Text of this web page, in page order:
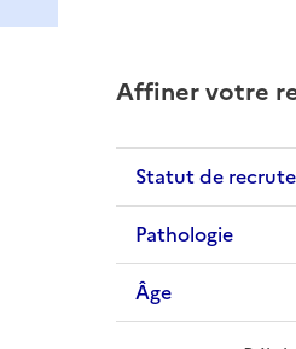
Affiner votre
Statut de
Pathologie
Âge